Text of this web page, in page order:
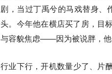
剧，当过丁禹兮的马戏替身、
头。今年他在横店买了房，目
与容貌焦虑——因为被说胖，他
行业下行，开机数量少了、片